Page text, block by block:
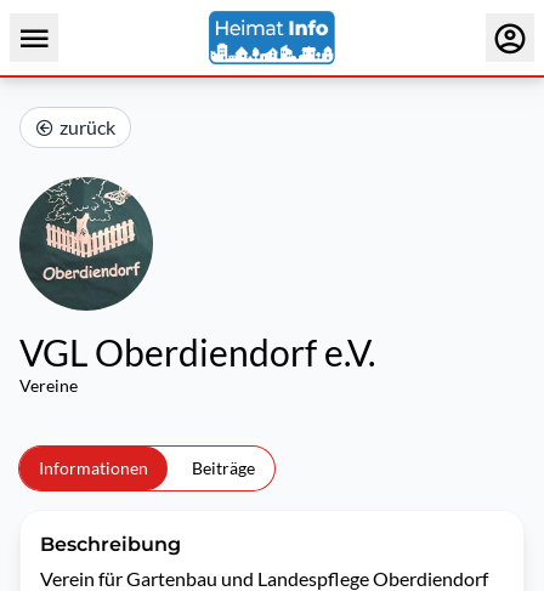
zurück
VGL Oberdiendorf e.V.
Vereine
Informationen Beiträge
Beschreibung
Verein für Gartenbau und Landespflege Oberdiendorf